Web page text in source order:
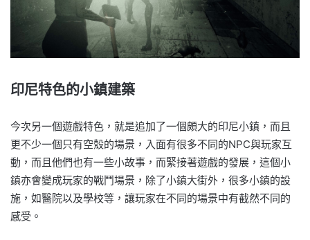
印尼特色的小鎮建築
今次另一個遊戲特色，就是追加了一個頗大的印尼小鎮，而且
更不少一個只有空殼的場景，入面有很多不同的NPC與玩家互
動，而且他們也有一些小故事，而緊接著遊戲的發展，這個小
鎮亦會變成玩家的戰鬥場景，除了小鎮大街外，很多小鎮的設
施，如醫院以及學校等，讓玩家在不同的場景中有截然不同的
感受。